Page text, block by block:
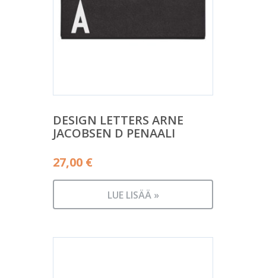
DESIGN LETTERS ARNE
JACOBSEN D PENAALI
27,00 €
LUE LISÄÄ »